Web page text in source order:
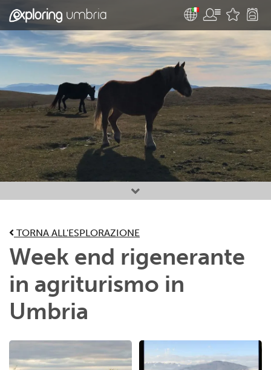
Attività preferite
TORNA ALL'ESPLORAZIONE
Week end rigenerante
in agriturismo in
Umbria